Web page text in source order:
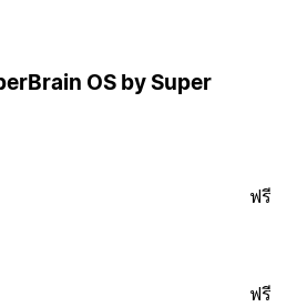
OS by Super
ฟรี
ฟรี